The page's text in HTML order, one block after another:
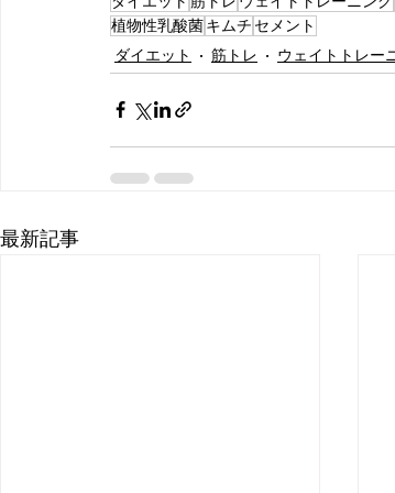
植物性乳酸菌キムチ セメント
ダイエット
筋トレ ウェイトトレー
最新記事